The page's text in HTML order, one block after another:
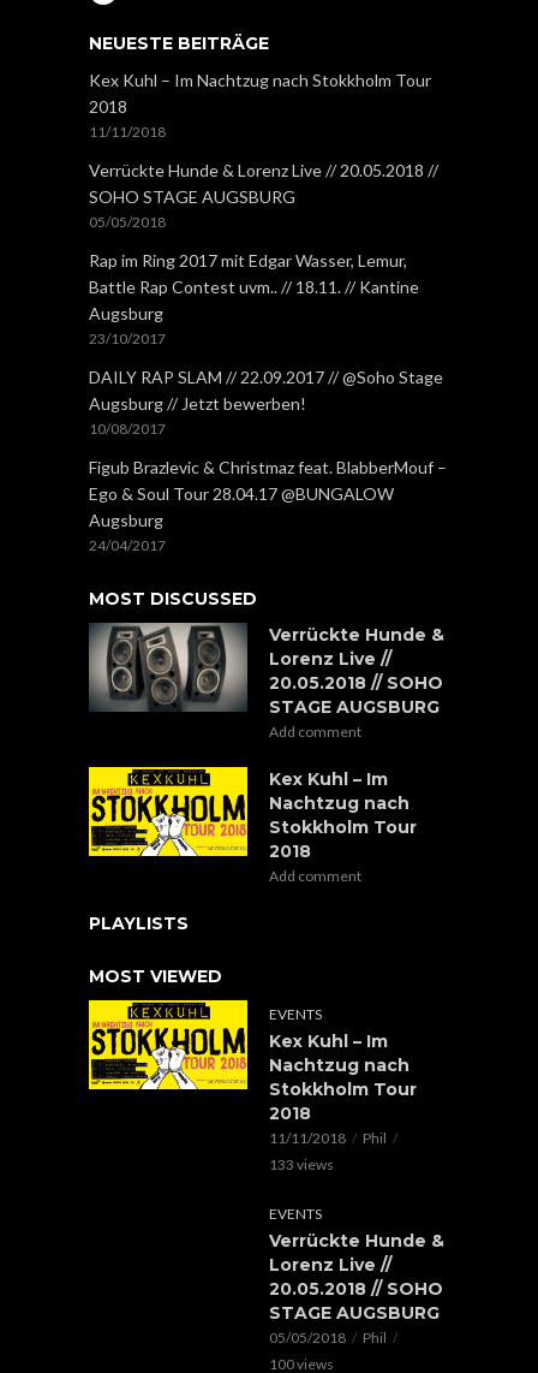
NEUESTE BEITRÄGE
Kex Kuhl – Im Nachtzug nach Stokkholm Tour
2018
11/11/2018
Verrückte Hunde & Lorenz Live // 20.05.2018 //
SOHO STAGE AUGSBURG
05/05/2018
Rap im Ring 2017 mit Edgar Wasser, Lemur,
Battle Rap Contest uvm.. // 18.11. // Kantine
Augsburg
23/10/2017
DAILY RAP SLAM // 22.09.2017 // @Soho Stage
Augsburg // Jetzt bewerben!
10/08/2017
Figub Brazlevic & Christmaz feat. BlabberMouf –
Ego & Soul Tour 28.04.17 @BUNGALOW
Augsburg
24/04/2017
MOST DISCUSSED
Verrückte Hunde &
Lorenz Live //
20.05.2018 // SOHO
STAGE AUGSBURG
Add comment
Kex Kuhl – Im
Nachtzug nach
Stokkholm Tour
2018
Add comment
PLAYLISTS
MOST VIEWED
EVENTS
Kex Kuhl – Im
Nachtzug nach
Stokkholm Tour
2018
11/11/2018
Phil
133 views
EVENTS
Verrückte Hunde &
Lorenz Live //
20.05.2018 // SOHO
STAGE AUGSBURG
05/05/2018
Phil
100 views